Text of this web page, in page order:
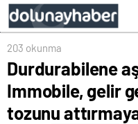
başladı
203 okunma
Durdurabilene
Immobile, gelir
tozunu